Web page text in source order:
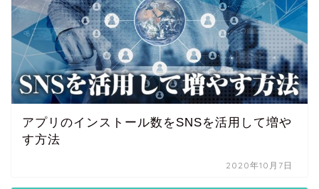
アプリのインストール数をSNSを活用して増や
す方法
2020年10月7日